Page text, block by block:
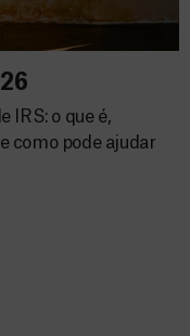
IRS: o que é,
como pode ajudar